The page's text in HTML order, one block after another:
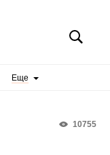
Еще
10755